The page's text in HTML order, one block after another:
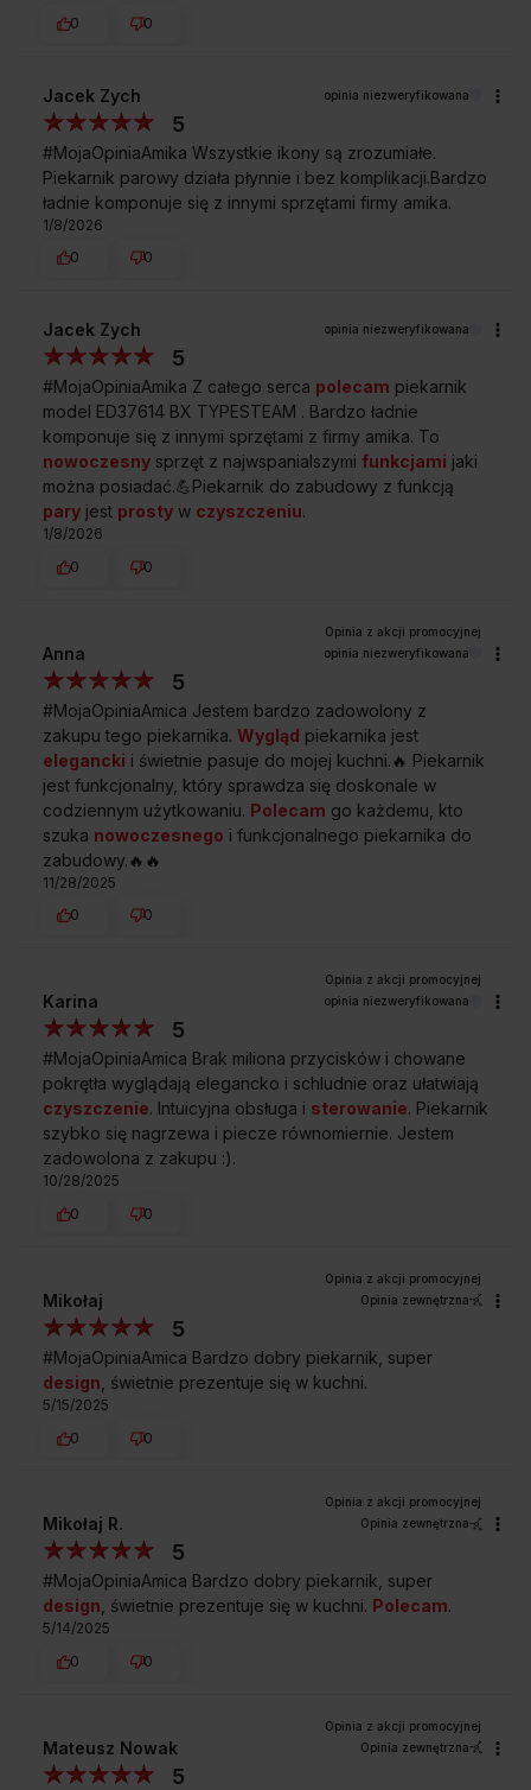
Nagrzew w 3 min.
Piekarnik rozgrzewa się do 150°C w zaledwie
3 minuty.
Równomierne pieczenie na kilku poziomach
temu dania wypieką się równomiernie na wszystkich
pieczenia (Ts)
Steruj wygodnie piekarnikiem za pomocą sensorów
i pokręteł, ustaw czas pieczenia, a piekarnik wyłączy
się sam i poinformuje cię o tym.
Emalia łatwoczyszcząca EasyClean
Wyjątkowo gładka emalia, w którą nie wnikają
zabrudzenia.
Podświetlane pokrętła
ustawień i informują o pracy piekarnika.
Elegancki wygląd i ułatwienie przy czyszczeniu frontu
by kontrolować stan przygotowania potrawy –
wszystko widzisz przez szybę.
Sprawdź wymiary piekarnika
ED37614B X-TYPE STEAM
A
SZEROKOŚĆ
57,0 cm
C
WYSOKOŚĆ 59,5 cm
Najczęściej zadawanepytania
0
0
Jacek Zych opinia niezweryfikowana
5
#MojaOpiniaAmika Wszystkie ikony są zrozumiałe.
Piekarnik parowy działa płynnie i bez komplikacji.Bardzo
ładnie komponuje się z innymi sprzętami firmy amika.
1/8/2026
0
0
Jacek Zych opinia niezweryfikowana
5
#MojaOpiniaAmika Z całego serca polecam piekarnik
model ED37614 BX TYPESTEAM . Bardzo ładnie
komponuje się z innymi sprzętami z firmy amika. To
nowoczesny sprzęt z najwspanialszymi funkcjami jaki
można posiadać.💪Piekarnik do zabudowy z funkcją
pary jest prosty w czyszczeniu.
1/8/2026
0
0
Anna opinia niezweryfikowana
5
#MojaOpiniaAmica Jestem bardzo zadowolony z
zakupu tego piekarnika. Wygląd piekarnika jest
elegancki i świetnie pasuje do mojej kuchni.🔥 Piekarnik
jest funkcjonalny, który sprawdza się doskonale w
codziennym użytkowaniu. Polecam go każdemu, kto
szuka nowoczesnego i funkcjonalnego piekarnika do
zabudowy.🔥🔥
11/28/2025
0
0
Karina opinia niezweryfikowana
5
#MojaOpiniaAmica Brak miliona przycisków i chowane
pokrętła wyglądają elegancko i schludnie oraz ułatwiają
czyszczenie. Intuicyjna obsługa i sterowanie. Piekarnik
szybko się nagrzewa i piecze równomiernie. Jestem
zadowolona z zakupu :).
10/28/2025
0
0
Mikołaj Opinia zewnętrzna
5
#MojaOpiniaAmica Bardzo dobry piekarnik, super
design , świetnie prezentuje się w kuchni.
5/15/2025
0
0
Mikołaj R. Opinia zewnętrzna
5
#MojaOpiniaAmica Bardzo dobry piekarnik, super
design , świetnie prezentuje się w kuchni. Polecam.
5/14/2025
0
0
Mateusz Nowak Opinia zewnętrzna
5